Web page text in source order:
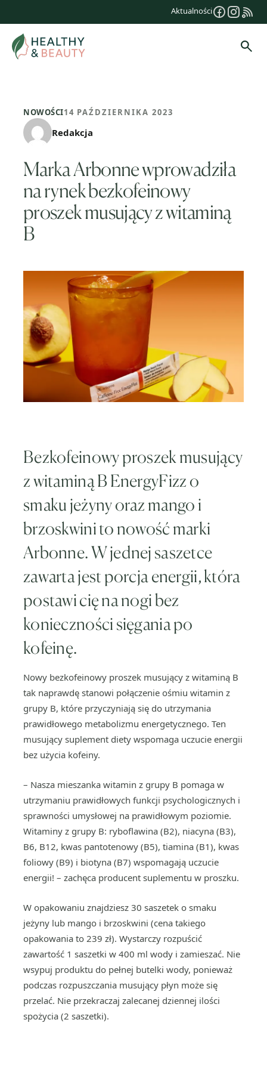
treści
Aktualności
NOWOŚCI14 PAŹDZIERNIKA 2023
Redakcja
Marka Arbonne wprowadziła
na rynek bezkofeinowy
proszek musujący z witaminą
B
Bezkofeinowy proszek musujący
z witaminą B EnergyFizz o
smaku jeżyny oraz mango i
brzoskwini to nowość marki
Arbonne. W jednej saszetce
zawarta jest porcja energii, która
postawi cię na nogi bez
konieczności sięgania po
kofeinę.
Nowy bezkofeinowy proszek musujący z witaminą B
tak naprawdę stanowi połączenie ośmiu witamin z
grupy B, które przyczyniają się do utrzymania
prawidłowego metabolizmu energetycznego. Ten
musujący suplement diety wspomaga uczucie energii
bez użycia kofeiny.
– Nasza mieszanka witamin z grupy B pomaga w
utrzymaniu prawidłowych funkcji psychologicznych i
sprawności umysłowej na prawidłowym poziomie.
Witaminy z grupy B: ryboflawina (B2), niacyna (B3),
B6, B12, kwas pantotenowy (B5), tiamina (B1), kwas
foliowy (B9) i biotyna (B7) wspomagają uczucie
energii! – zachęca producent suplementu w proszku.
W opakowaniu znajdziesz 30 saszetek o smaku
jeżyny lub mango i brzoskwini (cena takiego
opakowania to 239 zł). Wystarczy rozpuścić
zawartość 1 saszetki w 400 ml wody i zamieszać. Nie
wsypuj produktu do pełnej butelki wody, ponieważ
podczas rozpuszczania musujący płyn może się
przelać. Nie przekraczaj zalecanej dziennej ilości
spożycia (2 saszetki).